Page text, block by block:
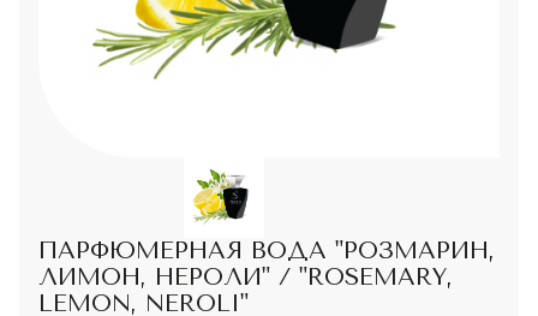
Доставка и оплата
+7-987-089-69-00
8 (800) 600-94-04
Заказать звонок
ПАРФЮМЕРНАЯ ВОДА "РОЗМАРИН,
ЛИМОН, НЕРОЛИ" / "ROSEMARY,
LEMON, NEROLI"